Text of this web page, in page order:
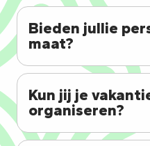
Bieden jullie
maat?
Kun jij je
organiseren?